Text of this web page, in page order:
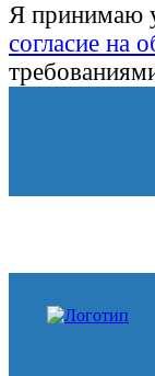
Я принимаю
согласие на